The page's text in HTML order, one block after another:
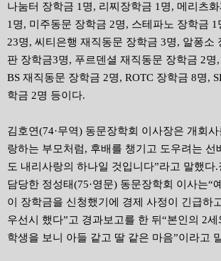
나눔터 장학금 1명, 리찌장학금 1명, 메리츠
1명, 미주동문 장학금 2명, 스테파노 장학금
23명, 씨티은행 재직동문 장학금 3명, 알퐁소
판 장학금3명, 푸르덴셜 재직동문 장학금 2명
BS 재직동문 장학금 2명, ROTC 장학금 8명,
학금 2명 등이다.
김호연(74·무역) 동문장학회 이사장은 개회
랑하는 부모처럼, 후배를 챙기고 도우려는 선
도 내리사랑의 하나일 것입니다”라고 말했다
담당한 정성태(75·영문) 동문장학회 이사는“
이 장학금을 신청했기에 경제 사정이 긴급하
우선시 했다”고 경과보고를 한 뒤“본인의 2
학생을 보니 아들 같고 딸 같은 마음”이라고